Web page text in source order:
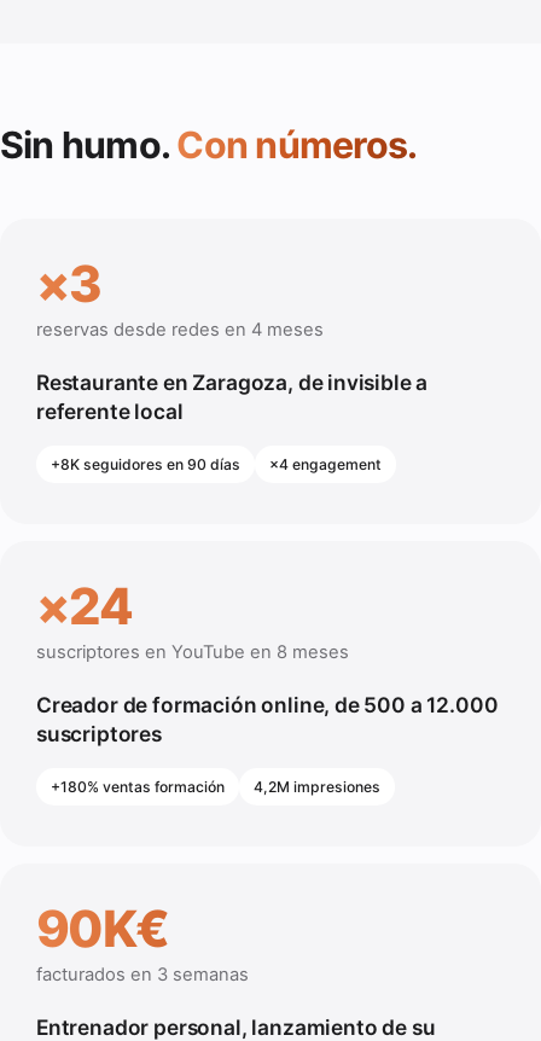
Sin humo.Con números.
×3
reservas desde redes en 4 meses
Restaurante en Zaragoza, de invisible a
referente local
+8K seguidores en 90 días ×4 engagement
×24
suscriptores en YouTube en 8 meses
Creador de formación online, de 500 a 12.000
suscriptores
+180% ventas formación 4,2M impresiones
90K€
facturados en 3 semanas
Entrenador personal, lanzamiento de su